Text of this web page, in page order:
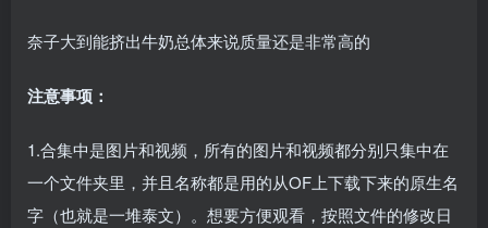
奈子大到能挤出牛奶总体来说质量还是非常高的
注意事项：
1.合集中是图片和视频，所有的图片和视频都分别只集中在
一个文件夹里，并且名称都是用的从OF上下载下来的原生名
字（也就是一堆泰文）。想要方便观看，按照文件的修改日